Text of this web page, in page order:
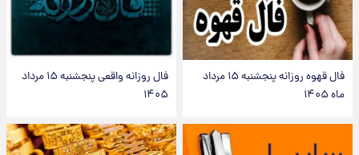
فال قهوه روزانه پنجشنبه ۱۵ مرداد
ماه ۱۴۰۵
فال روزانه واقعی پنجشنبه ۱۵ مرداد
۱۴۰۵